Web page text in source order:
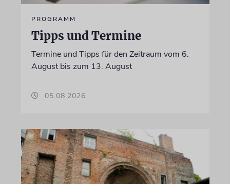
PROGRAMM
Tipps und Termine
Termine und Tipps für den Zeitraum vom 6.
August bis zum 13. August
05.08.2026